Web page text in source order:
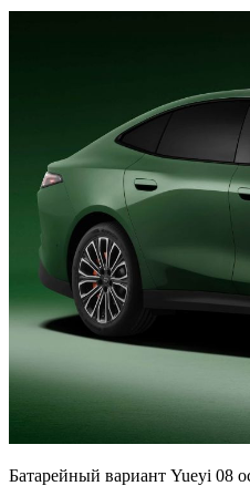
Батарейный вариант Yueyi 08